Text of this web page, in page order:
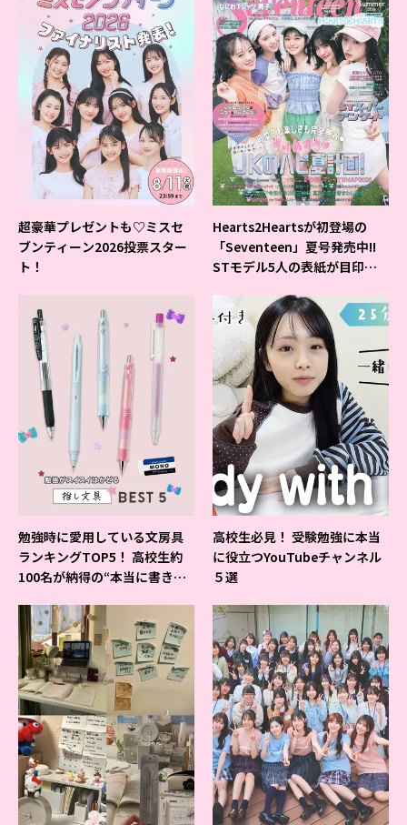
超豪華プレゼントも♡ミスセ
ブンティーン2026投票スター
ト！
Hearts2Heartsが初登場の
「Seventeen」夏号発売中!!
STモデル5人の表紙が目印だ
勉強時に愛用している文房具
ランキングTOP5！ 高校生約
100名が納得の“本当に書きや
高校生必見！ 受験勉強に本当
に役立つYouTubeチャンネル
５選